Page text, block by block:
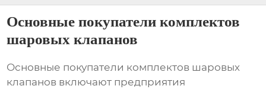
Основные покупатели комплектов
шаровых клапанов
Основные покупатели комплектов шаровых
клапанов включают предприятия